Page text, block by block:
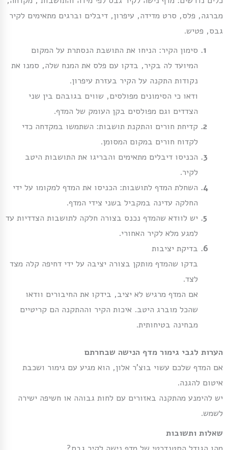
מברגה, פלס, סרט מדידה, עיפרון, דיבלים וברגים מתאימים לקיר
גבס, פטיש.
סימון הקיר: הניחו את התושבת הנסתרת על המקום
המיועד לה בקיר, בדקו עם פלס את המנח שלה, סמנו את
נקודות התקנה על הקיר בעזרת עיפרון.
ודאו כי הסימונים מפולסים, שווים בגובהם בין שני
הצדדים וגם מפולסים בקן העומק של המדף.
קדיחת חורים והתקנת תושבות: השתמשו במקדחה כדי
לקדוח חורים במקום המסומן.
הכניסו דיבלים מתאימים והבריגו את התושבות היטב
לקיר.
השחלת המדף לתושבות: הכניסו את המדף למקומו על ידי
החלקה עדינה במקביל בשני צידי המדף.
יש לוודא שהמדף נכנס בצורה חלקה לתושבות הצדדיות עד
למגע מלא לקיר האחורי.
בדיקת יציבות
בדקו שהמדף מותקן בצורה יציבה על ידי דחיפה קלה מצד
לצד.
אם המדף מרגיש לא יציב, בידקו את החיבורים וודאו
שהכל מוברג היטב. איכות הקיר וההתקנה הם קריטיים
מבחינה בטיחותית.
הערות לגבי גימור מדף הנישה שבחרתם
אם המדף שלכם עשוי בוצ’ר אלון, הוא מגיע עם גימור ושכבת
איטום להגנה.
יש להימנע מהתקנה באזורים עם לחות גבוהה או חשיפה ישירה
לשמש.
שאלות ותשובות